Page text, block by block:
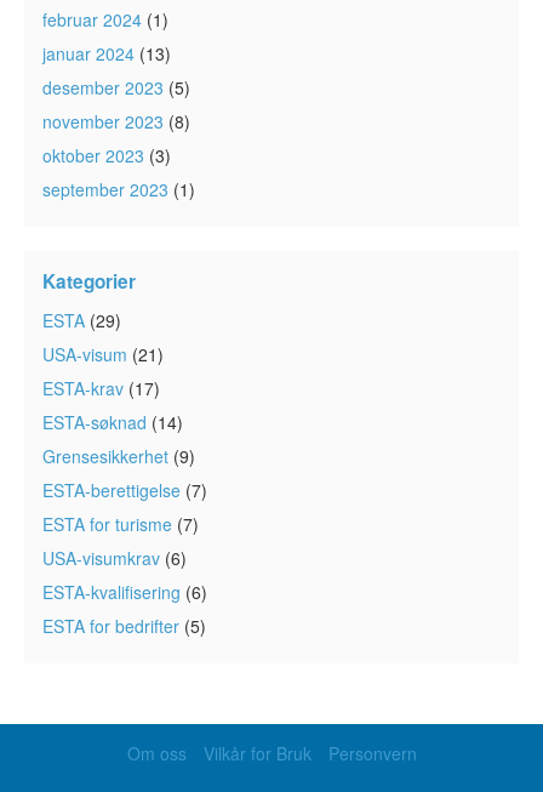
februar 2024 (1)
januar 2024 (13)
desember 2023 (5)
november 2023 (8)
oktober 2023 (3)
september 2023 (1)
Kategorier
ESTA (29)
USA-visum (21)
ESTA-krav (17)
ESTA-søknad (14)
Grensesikkerhet (9)
ESTA-berettigelse (7)
ESTA for turisme (7)
USA-visumkrav (6)
ESTA-kvalifisering (6)
ESTA for bedrifter (5)
Om oss Vilkår for Bruk Personvern